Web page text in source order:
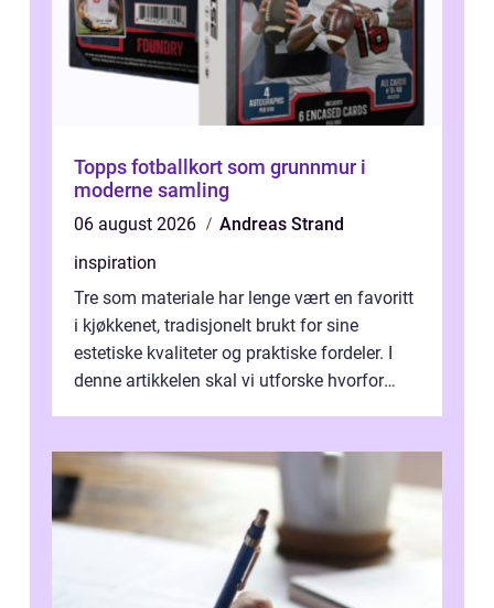
Topps fotballkort som grunnmur i
moderne samling
06 august 2026
Andreas Strand
inspiration
Tre som materiale har lenge vært en favoritt
i kjøkkenet, tradisjonelt brukt for sine
estetiske kvaliteter og praktiske fordeler. I
denne artikkelen skal vi utforske hvorfor